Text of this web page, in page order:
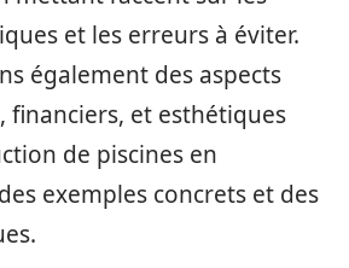
et les erreurs à éviter.
également des aspects
financiers, et esthétiques
de piscines en
exemples concrets et des